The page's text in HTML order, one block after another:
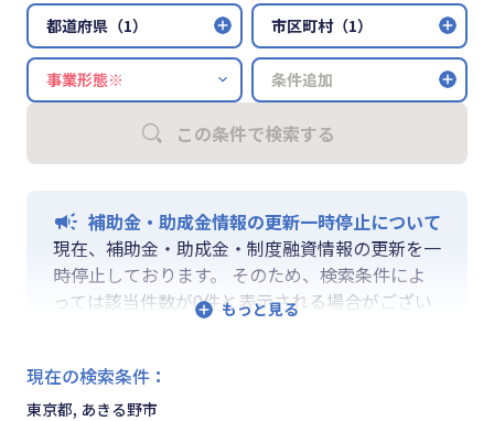
都道府県（1） 市区町村（1）
条件追加
この条件で検索する
補助金・助成金情報の更新一時停止について
現在、補助金・助成金・制度融資情報の更新を一
時停止しております。 そのため、検索条件によ
っては該当件数が0件と表示される場合がござい
ます。 ご迷惑をおかけしますが、更新再開まで
なお、融資情報、ならびに「学ぶ」「作る」「相
談する」の各機能は通常通りご利用いただけま
現在の検索条件 ：
東京都, あきる野市